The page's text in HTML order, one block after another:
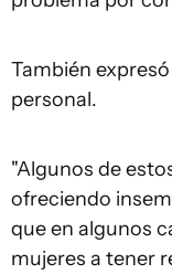
También
personal.
"Algunos de
ofreciendo
que en algunos
mujeres a tener